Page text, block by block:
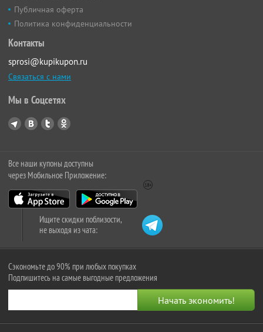
Публичная оферта
Политика конфиденциальности
Контакты
sprosi@kupikupon.ru
Связаться с нами
Мы в Соцсетях
Все наши купоны доступны
через Мобильное Приложение:
Ищите скидки поблизости,
не выходя из чата:
Сэкономьте до 90% при любых покупках
Подпишитесь на самые выгодные предложения